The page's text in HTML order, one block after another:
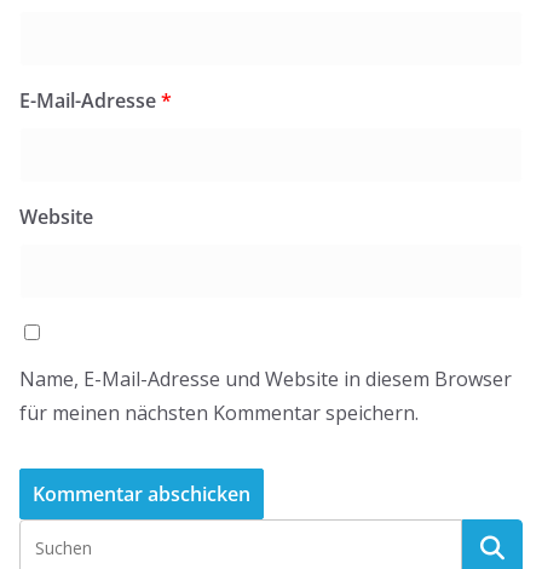
E-Mail-Adresse*
Website
Name, E-Mail-Adresse und Website in diesem Browser
für meinen nächsten Kommentar speichern.